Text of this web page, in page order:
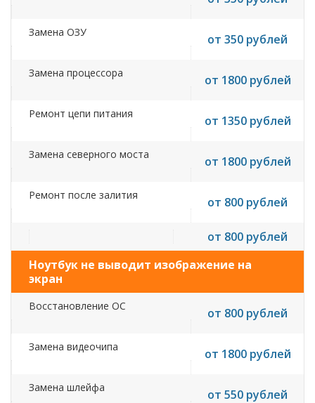
Замена ОЗУ от 350 рублей
Замена процессора от 1800 рублей
Ремонт цепи питания от 1350 рублей
Замена северного моста от 1800 рублей
Ремонт после залития от 800 рублей
от 800 рублей
Ноутбук не выводит изображение на
экран
Восстановление ОС от 800 рублей
Замена видеочипа от 1800 рублей
Замена шлейфа от 550 рублей